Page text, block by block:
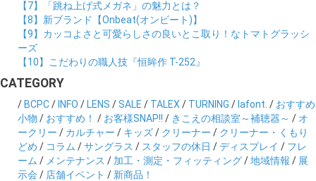
【7】「跳ね上げ式メガネ」の魅力とは？
【8】新ブランド【Onbeat(オンビート)】
【9】カッコよさと可愛らしさの良いとこ取り！なトマトグラッシ
ーズ
【10】こだわりの職人技『恒眸作 T-252』
CATEGORY
/ BCPC/ INFO / LENS /SALE / TALEX / TURNING / lafont. / おすすめ
小物 / おすすめ！ / お客様SNAP!! / きこえの相談室～補聴器～ / オ
ークリー / カルチャー / キッズ/ クリーナー / クリーナー・くもり
どめ / コラム /サングラス / スタッフの休日 /ディスプレイ / フレ
ーム / メンテナンス / 加工・測定・フィッティング/地域情報 / 展
示会 / 店舗イベント / 新商品！